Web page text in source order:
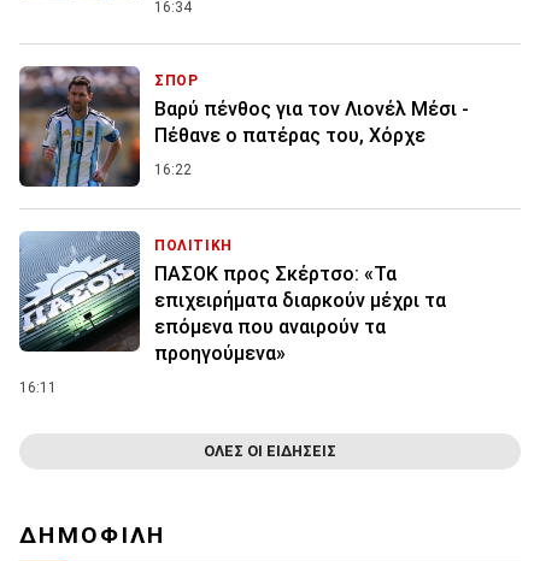
16:34
ΣΠΟΡ
Βαρύ πένθος για τον Λιονέλ Μέσι -
Πέθανε ο πατέρας του, Χόρχε
16:22
ΠΟΛΙΤΙΚΗ
ΠΑΣΟΚ προς Σκέρτσο: «Τα
επιχειρήματα διαρκούν μέχρι τα
επόμενα που αναιρούν τα
προηγούμενα»
16:11
ΟΛΕΣ ΟΙ ΕΙΔΗΣΕΙΣ
ΔΗΜΟΦΙΛΗ